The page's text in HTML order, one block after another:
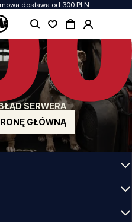
dostawa od 300 PLN
SERWERA
GŁÓWNĄ
Nie idziemy na kompromis w kwestiach
i dbałości o detal.
poczatku lat 90-tych XX wieku. Nasz styl jest
fighterzy i uparci indywidualiści.